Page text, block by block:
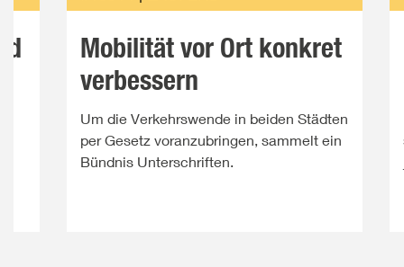
Mobilität vor Ort konkret
verbessern
Um die Verkehrswende in beiden Städten
per Gesetz voranzubringen, sammelt ein
Bündnis Unterschriften.